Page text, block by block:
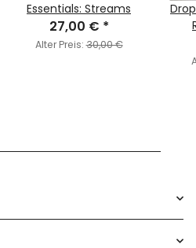
Essentials: Streams
27,00 € *
Alter Preis:30,00 €